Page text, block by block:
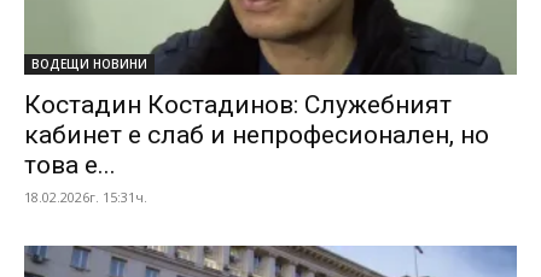
ВОДЕЩИ НОВИНИ
Костадин Костадинов: Служебният
кабинет е слаб и непрофесионален, но
това е...
18.02.2026г. 15:31ч.